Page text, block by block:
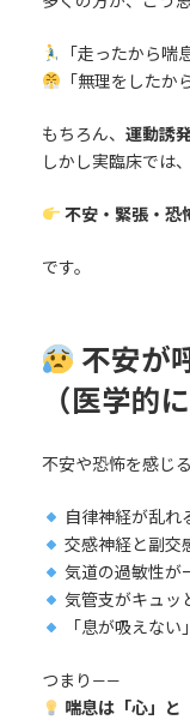
「走ったから喘
「無理をしたか
もちろん、 運動誘
しかし実臨床では
不安・緊張・恐
です。
不安が
（医学的に
不安や恐怖を感じ
自律神経が乱れ
交感神経と副交
気道の過敏性が
気管支がキュッ
「息が吸えな
つまり——
喘息は「心」と